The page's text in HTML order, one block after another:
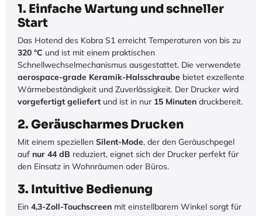
1. Einfache Wartung und schneller
Start
Das Hotend des Kobra S1 erreicht Temperaturen von bis zu
320 °C und ist mit einem praktischen
Schnellwechselmechanismus ausgestattet. Die verwendete
aerospace-grade Keramik-Halsschraube bietet exzellente
Wärmebeständigkeit und Zuverlässigkeit. Der Drucker wird
vorgefertigt geliefert und ist in nur 15 Minuten druckbereit.
2. Geräuscharmes Drucken
Mit einem speziellen Silent-Mode, der den Geräuschpegel
auf nur 44 dB reduziert, eignet sich der Drucker perfekt für
den Einsatz in Wohnräumen oder Büros.
3. Intuitive Bedienung
Ein 4,3-Zoll-Touchscreen mit einstellbarem Winkel sorgt für